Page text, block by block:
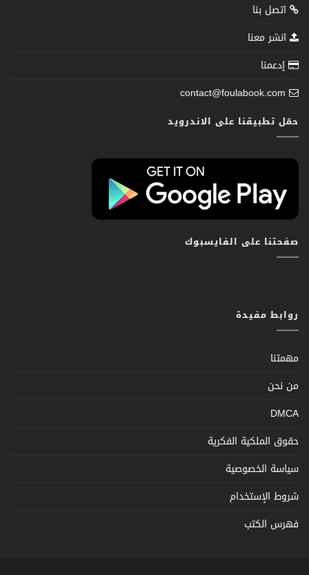
اتصل بنا
انشر معنا
إدعمنا
contact@foulabook.com
حمّل تطبيقنا على الاندرويد
صفحتنا على الفايسبوك
روابط مفيدة
مهمتنا
من نحن
DMCA
حقوق الملكية الفكرية
سياسة الخصوصية
شروط الإستخدام
فهرس الكتب